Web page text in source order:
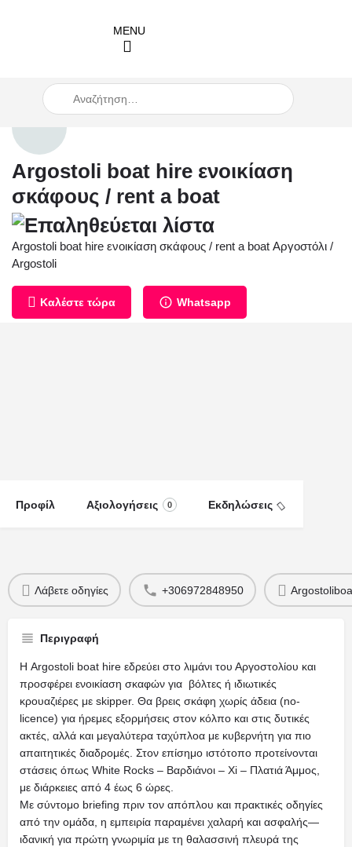
When autocomplete results are available use up and down
Argostoli boat hire ενοικίαση
σκάφους / rent a boat
Argostoli boat hire ενοικίαση σκάφους / rent a boat Αργοστόλι /
Argostoli
Καλέστε τώρα Whatsapp
Προφίλ Αξιολογήσεις 0 Εκδηλώσεις
Λάβετε οδηγίες +306972848950
Περιγραφή
Η Argostoli boat hire εδρεύει στο λιμάνι του Αργοστολίου και
προσφέρει ενοικίαση σκαφών για βόλτες ή ιδιωτικές
κρουαζιέρες με skipper. Θα βρεις σκάφη χωρίς άδεια (no-
licence) για ήρεμες εξορμήσεις στον κόλπο και στις δυτικές
ακτές, αλλά και μεγαλύτερα ταχύπλοα με κυβερνήτη για πιο
απαιτητικές διαδρομές. Στον επίσημο ιστότοπο προτείνονται
στάσεις όπως White Rocks – Βαρδιάνοι – Xi – Πλατιά Άμμος,
με διάρκειες από 4 έως 6 ώρες.
Με σύντομο briefing πριν τον απόπλου και πρακτικές οδηγίες
από την ομάδα, η εμπειρία παραμένει χαλαρή και ασφαλής—
ιδανική για πρώτη γνωριμία με τη θαλασσινή πλευρά της